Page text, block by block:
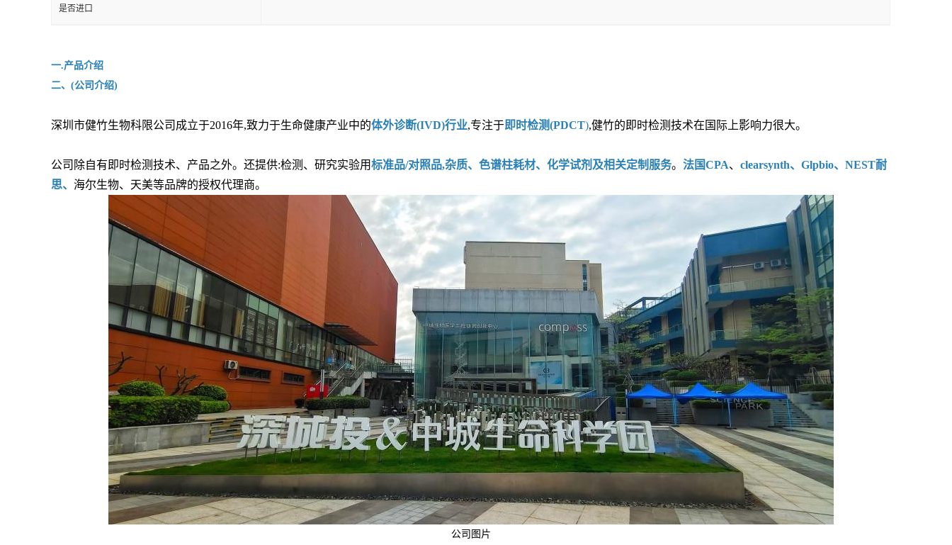
是否进口
一.产品介绍
二、(公司介绍)
深圳市健竹生物科限公司成立于2016年,致力于生命健康产业中的体外诊断(IVD)行业,专注于即时检测(PDCT),健竹的即时检测技术在国际上影响力很大。
公司除自有即时检测技术、产品之外。还提供:检测、研究实验用标准品/对照品,杂质、色谱柱耗材、化学试剂及相关定制服务。 法国CPA、 clearsynth、Glpbio、NEST耐
思、 海尔生物、天美等品牌的授权代理商。
公司图片